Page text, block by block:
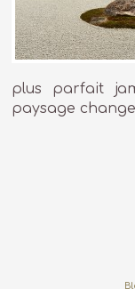
plus parfait
paysage